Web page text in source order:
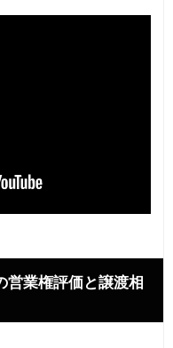
営業権評価と譲渡相